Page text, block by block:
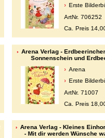
Erste
ArtNr. 706252
Ca. Preis
Arena Verlag -
Sonnenschein und
Arena
Erste
ArtNr. 71007
Ca. Preis
Arena Verlag - Kleines
- Mit dir werden Wünsche